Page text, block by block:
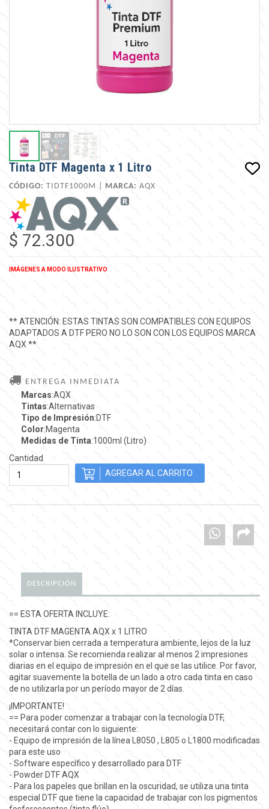
Tinta DTF Magenta x 1 Litro
CÓDIGO: TIDTF1000M | MARCA: AQX
$ 72.300
IMÁGENES A MODO ILUSTRATIVO
** ATENCIÓN: ESTAS TINTAS SON COMPATIBLES CON EQUIPOS
ADAPTADOS A DTF PERO NO LO SON CON LOS EQUIPOS MARCA
AQX **
ENTREGA INMEDIATA
Marcas:AQX
Tintas:Alternativas
Tipo de Impresión:DTF
Color:Magenta
Medidas de Tinta:1000ml (Litro)
Cantidad
DESCRIPCIÓN
== ESTA OFERTA INCLUYE:
TINTA DTF MAGENTA AQX x 1 LITRO
*Conservar bien cerrada a temperatura ambiente, lejos de la luz
solar o intensa. Se recomienda realizar al menos 2 impresiones
diarias en el equipo de impresión en el que se las utilice. Por favor,
agitar suavemente la botella de un lado a otro cada tinta en caso
de no utilizarla por un período mayor de 2 días.
¡IMPORTANTE!
== Para poder comenzar a trabajar con la tecnología DTF,
necesitará contar con lo siguiente:
- Equipo de impresión de la línea L8050 , L805 o L1800 modificadas
para este uso
- Software específico y desarrollado para DTF
- Powder DTF AQX
- Para los papeles que brillan en la oscuridad, se utiliza una tinta
especial DTF que tiene la capacidad de trabajar con los pigmentos